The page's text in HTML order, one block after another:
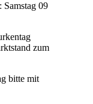
Samstag 09
zum
bitte mit